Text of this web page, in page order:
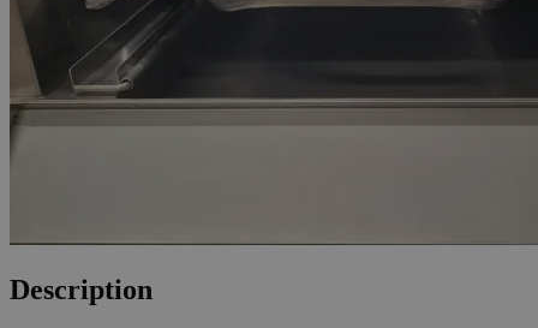
Description